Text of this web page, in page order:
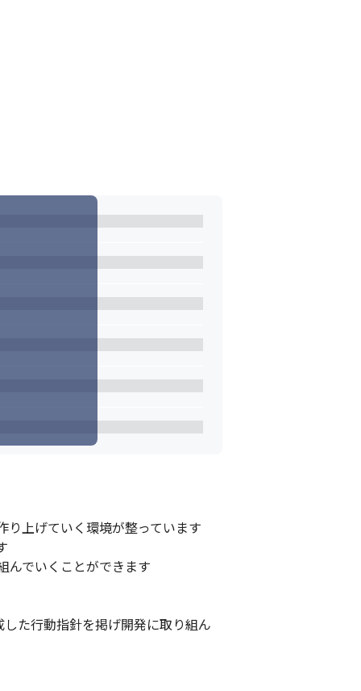
り上げていく環境が整っています
んでいくことができます
た行動指針を掲げ開発に取り組ん